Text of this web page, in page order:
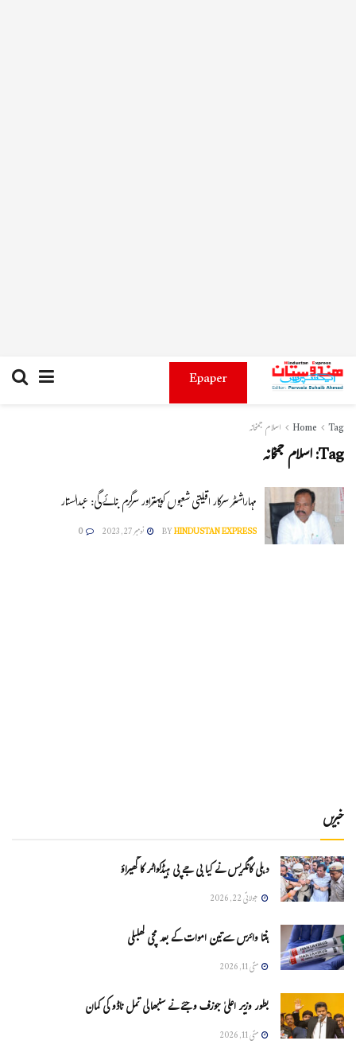
Epaper
Home Tag اسلام جمخانہ
Tag:اسلام جمخانہ
مہاراشٹر سرکار اقلیتی شعبوں کوبہتراور سرگرم بنائے گی: عبدالستار
BYHINDUSTAN EXPRESS نومبر 27, 2023 0
خبریں
دہلی کانگریس نے کیا بی جے پی ہیڈکواٹر کا گھیراؤ
جولائی 22, 2026
ہنتا وائرس سےتین اموات کے بعد مچی کھلبلی
مئی 11, 2026
بطور وزیر اعلیٰ جوزف وجئے نے سنبھالی تمل ناڈو کی کمان
مئی 11, 2026